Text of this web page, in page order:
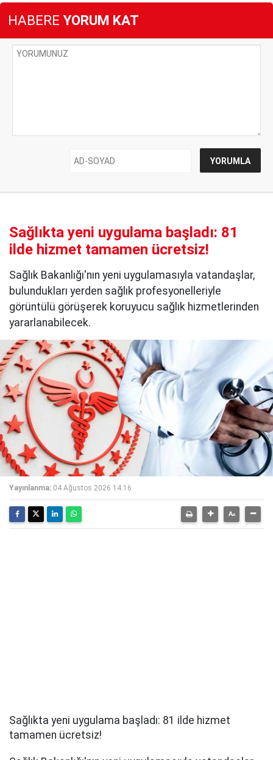
HABERE YORUM KAT
Sağlıkta yeni uygulama başladı: 81
ilde hizmet tamamen ücretsiz!
Sağlık Bakanlığı'nın yeni uygulamasıyla vatandaşlar,
bulundukları yerden sağlık profesyonelleriyle
görüntülü görüşerek koruyucu sağlık hizmetlerinden
yararlanabilecek.
Yayınlanma: 04 Ağustos 2026 14:16
Sağlıkta yeni uygulama başladı: 81 ilde hizmet
tamamen ücretsiz!